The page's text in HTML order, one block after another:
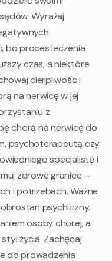
Wyrażaj
bo proces leczenia
czas, a niektóre
cierpliwość i
na nerwicę w jej
z
chorą na nerwicę do
psychoterapeutą czy
specjalistę i
zdrowe granice –
i potrzebach. Ważne
psychiczny.
osoby chorej, a
życia. Zachęcaj
do prowadzenia